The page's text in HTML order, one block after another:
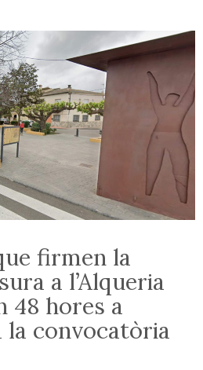
firmen la
a l’Alqueria
48 hores a
la convocatòria